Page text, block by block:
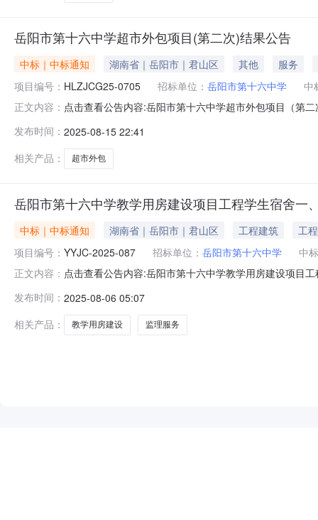
岳阳市第十六中学超市外包项目(第二次)结果公告
中标｜中标通知 湖南省｜岳阳市｜君山区 其他
服务
项目编号： HLZJCG25-0705 招标单位： 岳阳市第十六中学
中
正文内容： 点击查看公告内容:岳阳市第十六中学超市外包项目（第
岳阳市第十六中学。四、联系方式招标人：岳阳市第十
省岳阳市
发布时间： 2025-08-15 22:41
相关产品：
超市外包
岳阳市第十六中学教学用房建设项目工程学生宿舍一
中标｜中标通知 湖南省｜岳阳市｜君山区 工程建筑
工程
项目编号： YYJC-2025-087 招标单位： 岳阳市第十六中学
中
正文内容： 点击查看公告内容:岳阳市第十六中学教学用房建设项目
标候选人基本情况中标候选人第1名：湖南琼宇工程项目
程项目管
发布时间： 2025-08-06 05:07
相关产品：
教学用房建设 监理服务